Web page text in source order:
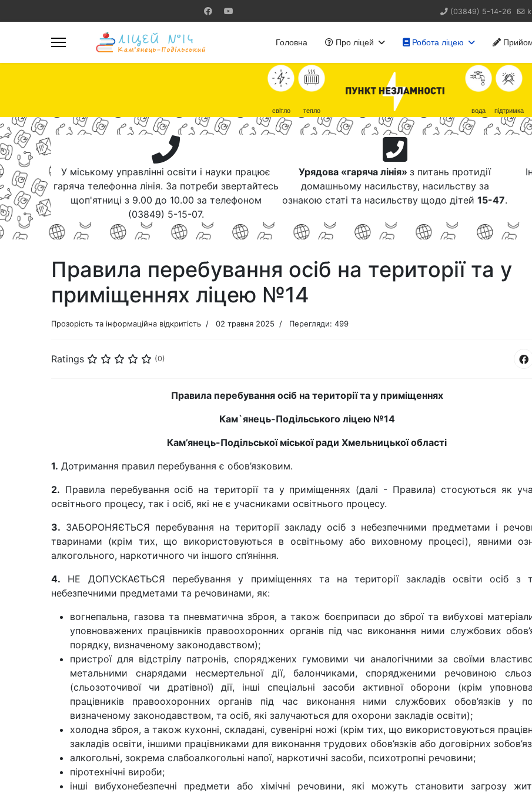
(03849) 5-14-26
Головна Про ліцей Робота ліцею
світло тепло вода підтримка
У міському управлінні освіти і науки працює
гаряча телефонна лінія. За потреби звертайтесь
щоп'ятниці з 9.00 до 10.00 за телефоном
(03849) 5-15-07.
Урядова «гаряча лінія» з питань протидії
домашньому насильству, насильству за
ознакою статі та насильству щодо дітей 15-47.
Правила перебування осіб на території та у
приміщеннях ліцею №14
Прозорість та інформаційна відкритість 02 травня 2025 Перегляди: 499
Ratings (0)
Правила перебування осіб на території та у приміщеннях
Кам`янець-Подільського ліцею №14
Кам’янець-Подільської міської ради Хмельницької області
1. Дотримання правил перебування є обов’язковим.
2. Правила перебування осіб на території та у приміщеннях (далі - Правила) стосуються як
освітнього процесу, так і осіб, які не є учасниками освітнього процесу.
3. ЗАБОРОНЯЄТЬСЯ перебування на території закладу осіб з небезпечними предметами і
тваринами (крім тих, що використовуються в освітньому або виховному процесі), явними
алкогольного, наркотичного чи іншого сп’яніння.
4. НЕ ДОПУСКАЄТЬСЯ перебування у приміщеннях та на території закладів освіти осіб з
небезпечними предметами та речовинами, як:
вогнепальна, газова та пневматична зброя, а також боєприпаси до зброї та вибухові
уповноважених працівників правоохоронних органів під час виконання ними службових
порядку, визначеному законодавством);
пристрої для відстрілу патронів, споряджених гумовими чи аналогічними за своїми
метальними снарядами несмертельної дії, балончиками, спорядженими речовиною
(сльозоточивої чи дратівної) дії, інші спеціальні засоби активної оборони (крім
працівників правоохоронних органів під час виконання ними службових обов’язків у
визначеному законодавством, та осіб, які залучаються для охорони закладів освіти);
холодна зброя, а також кухонні, складані, сувенірні ножі (крім тих, що використовуються
закладів освіти, іншими працівниками для виконання трудових обов’язків або договірних
алкогольні, зокрема слабоалкогольні напої, наркотичні засоби, психотропні речовини;
піротехнічні вироби;
інші вибухонебезпечні предмети або хімічні речовини, які можуть становити загрозу